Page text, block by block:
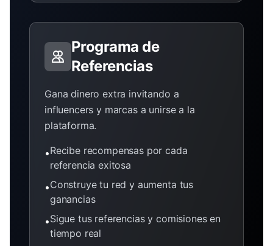
Programa de
Referencias
Gana dinero extra invitando a
influencers y marcas a unirse a la
plataforma.
•Recibe recompensas por cada
referencia exitosa
•Construye tu red y aumenta tus
ganancias
•Sigue tus referencias y comisiones en
tiempo real